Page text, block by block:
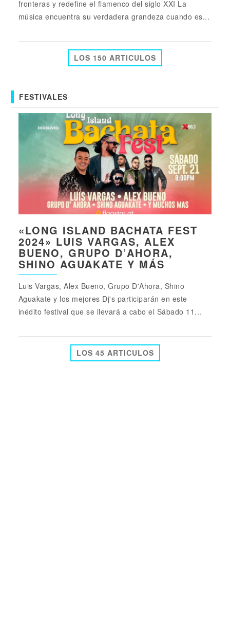
fronteras y redefine el flamenco del siglo XXI La
música encuentra su verdadera grandeza cuando es...
LOS 150 ARTICULOS
FESTIVALES
«LONG ISLAND BACHATA FEST
2024» LUIS VARGAS, ALEX
BUENO, GRUPO D’AHORA,
SHINO AGUAKATE Y MÁS
Luis Vargas, Alex Bueno, Grupo D'Ahora, Shino
Aguakate y los mejores Dj's participarán en este
inédito festival que se llevará a cabo el Sábado 11...
LOS 45 ARTICULOS